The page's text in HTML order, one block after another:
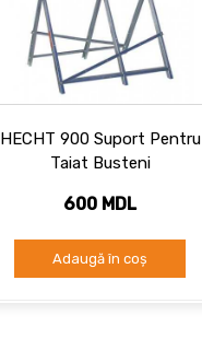
HECHT 900 Suport Pentru
Taiat Busteni
600 MDL
Adaugă în coș